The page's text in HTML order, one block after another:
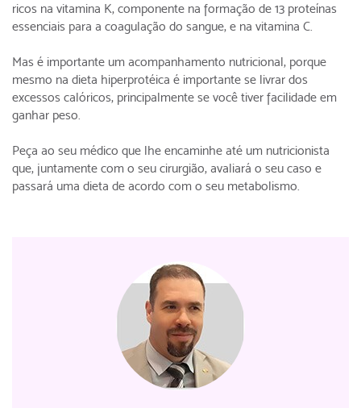
ricos na vitamina K, componente na formação de 13 proteínas
essenciais para a coagulação do sangue, e na vitamina C.
Mas é importante um acompanhamento nutricional, porque
mesmo na dieta hiperprotéica é importante se livrar dos
excessos calóricos, principalmente se você tiver facilidade em
ganhar peso.
Peça ao seu médico que lhe encaminhe até um nutricionista
que, juntamente com o seu cirurgião, avaliará o seu caso e
passará uma dieta de acordo com o seu metabolismo.